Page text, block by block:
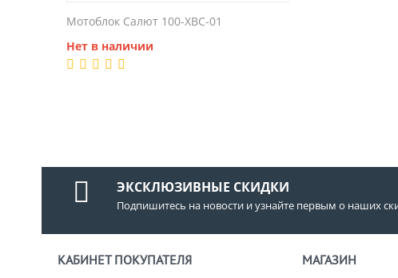
Мотоблок Салют 100-ХВС-01
Нет в наличии
ЭКСКЛЮЗИВНЫЕ СКИДКИ
Подпишитесь на новости и узнайте первым о наших
КАБИНЕТ ПОКУПАТЕЛЯ МАГАЗИН